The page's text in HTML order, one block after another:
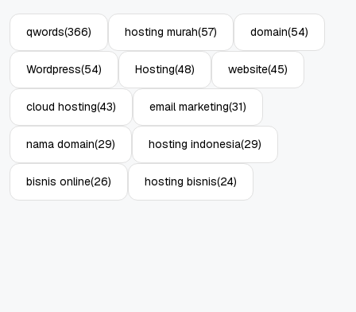
qwords(366) hosting murah(57) domain(54)
Wordpress(54) Hosting(48) website(45)
cloud hosting(43) email marketing(31)
nama domain(29) hosting indonesia(29)
bisnis online(26) hosting bisnis(24)